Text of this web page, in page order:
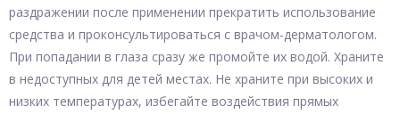
раздражении после применении прекратить использование
средства и проконсультироваться с врачом-дерматологом.
При попадании в глаза сразу же промойте их водой. Храните
в недоступных для детей местах. Не храните при высоких и
низких температурах, избегайте воздействия прямых